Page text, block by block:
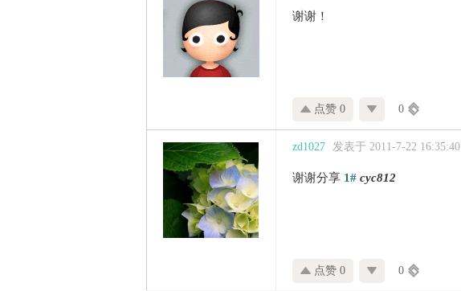
谢谢！
点赞 0 0
zd1027 发表于 2011-7-22 16:35:40
谢谢分享 1# cyc812
点赞 0 0